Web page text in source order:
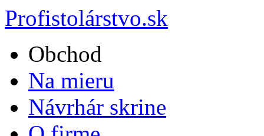
Profistolárstvo.sk
Obchod
Na mieru
Návrhár skrine